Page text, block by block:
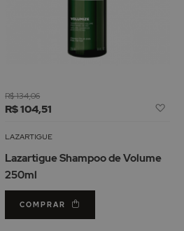
R$ 104,51
R$ 134,06
LAZARTIGUE
Lazartigue Shampoo de Volume
250ml
COMPRAR